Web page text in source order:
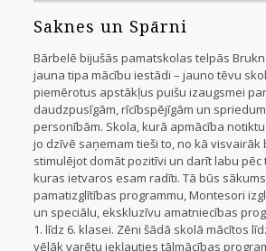
Saknes un Spārni
Bārbelē bijušās pamatskolas telpās
jauna tipa mācību iestādi – jauno tēvu
piemērotus apstākļus puišu izaugsmei
daudzpusīgām, rīcībspējīgām un
personībām. Skola, kurā apmācība
jo dzīvē saņemam tieši to, no kā visvairāk
stimulējot domāt pozitīvi un darīt labu pēc
kuras ietvaros esam radīti. Tā būs
pamatizglītības programmu, Montesori
un speciālu, ekskluzīvu amatniecības
1. līdz 6. klasei. Zēni šādā skolā mācītos
vēlāk varētu iekļauties tālmācības